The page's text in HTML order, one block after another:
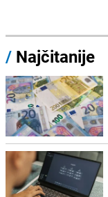
/ Najčitanije